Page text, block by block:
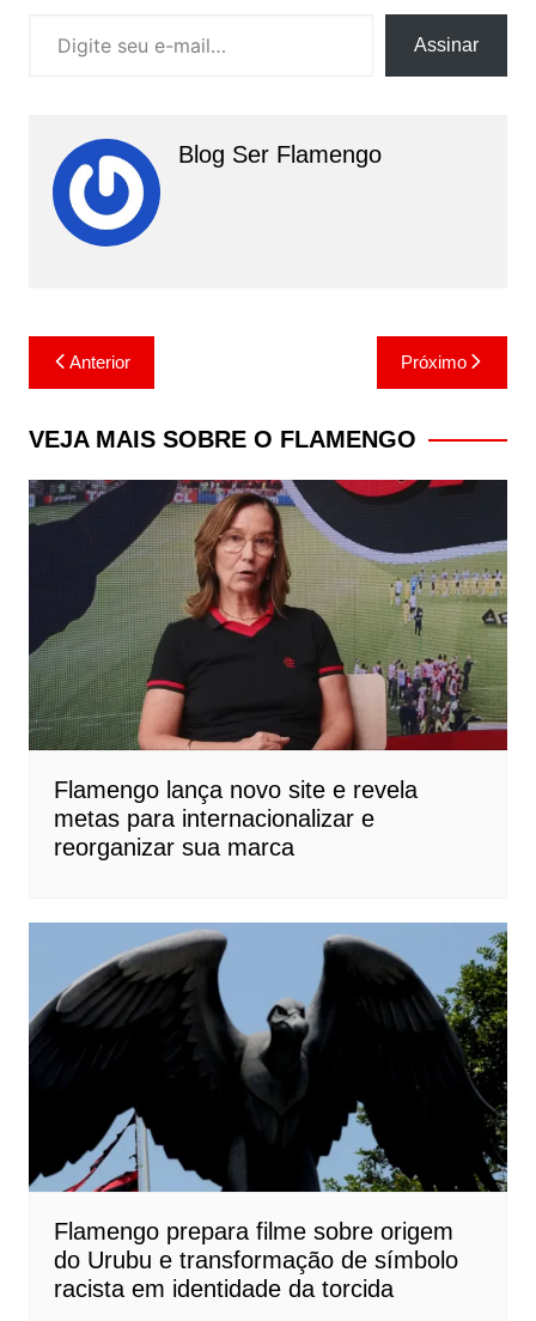
Assinar
Blog Ser Flamengo
Navegação
de
Post
Anterior Próximo
VEJA MAIS SOBRE O FLAMENGO
Flamengo lança novo site e revela
metas para internacionalizar e
reorganizar sua marca
Flamengo prepara filme sobre origem
do Urubu e transformação de símbolo
racista em identidade da torcida